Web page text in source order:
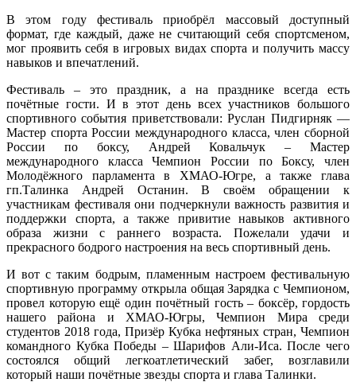
В этом году фестиваль приобрёл массовый доступный
формат, где каждый, даже не считающий себя спортсменом,
мог проявить себя в игровых видах спорта и получить массу
навыков и впечатлений.
Фестиваль – это праздник, а на празднике всегда есть
почётные гости. И в этот день всех участников большого
спортивного события приветствовали: Руслан Пидгирняк —
Мастер спорта России международного класса, член сборной
России по боксу, Андрей Ковальчук – Мастер
международного класса Чемпион России по Боксу, член
Молодёжного парламента в ХМАО-Югре, а также глава
гп.Талинка Андрей Останин. В своём обращении к
участникам фестиваля они подчеркнули важность развития и
поддержки спорта, а также привитие навыков активного
образа жизни с раннего возраста. Пожелали удачи и
прекрасного бодрого настроения на весь спортивный день.
И вот с таким бодрым, пламенным настроем фестивальную
спортивную программу открыла общая Зарядка с Чемпионом,
провел которую ещё один почётный гость – боксёр, гордость
нашего района и ХМАО-Югры, Чемпион Мира среди
студентов 2018 года, Призёр Кубка нефтяных стран, Чемпион
командного Кубка Победы – Шарифов Али-Иса. После чего
состоялся общий легкоатлетический забег, возглавили
который наши почётные звезды спорта и глава Талинки.